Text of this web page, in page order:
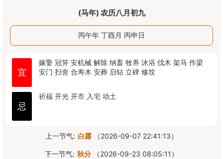
(马年) 农历八月初九
丙午年 丁酉月 丙申日
宜
嫁娶 冠笄 安机械 解除 纳畜 牧养 沐浴 伐木 架马 作梁
安门 扫舍 合寿木 安葬 启钻 立碑 修坟
忌
祈福 开光 开市 入宅 动土
上一节气: 白露 （2026-09-07 22:41:13）
下一节气: 秋分 （2026-09-23 08:05:11）